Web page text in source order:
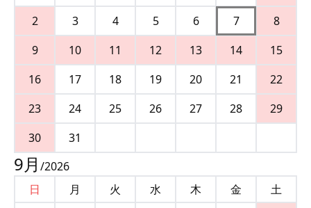
2
3 4 5 6 7
8
9
10 11 12 13 14
15
16
17 18 19 20 21
22
23
24 25 26 27 28
29
30
31
9月 /2026
日
月 火 水 木 金
土